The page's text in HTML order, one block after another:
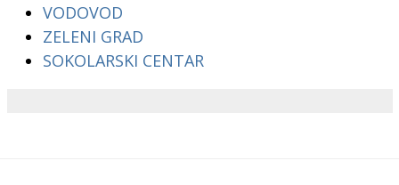
VODOVOD
ZELENI GRAD
SOKOLARSKI CENTAR